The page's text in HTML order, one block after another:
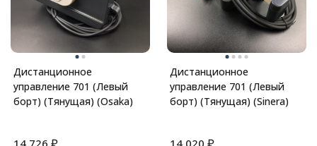
Дистанционное
управление 701 (Левый
борт) (Тянущая) (Osaka)
14 726
Дистанционное
управление 701 (Левый
борт) (Тянущая) (Sinera)
14 020